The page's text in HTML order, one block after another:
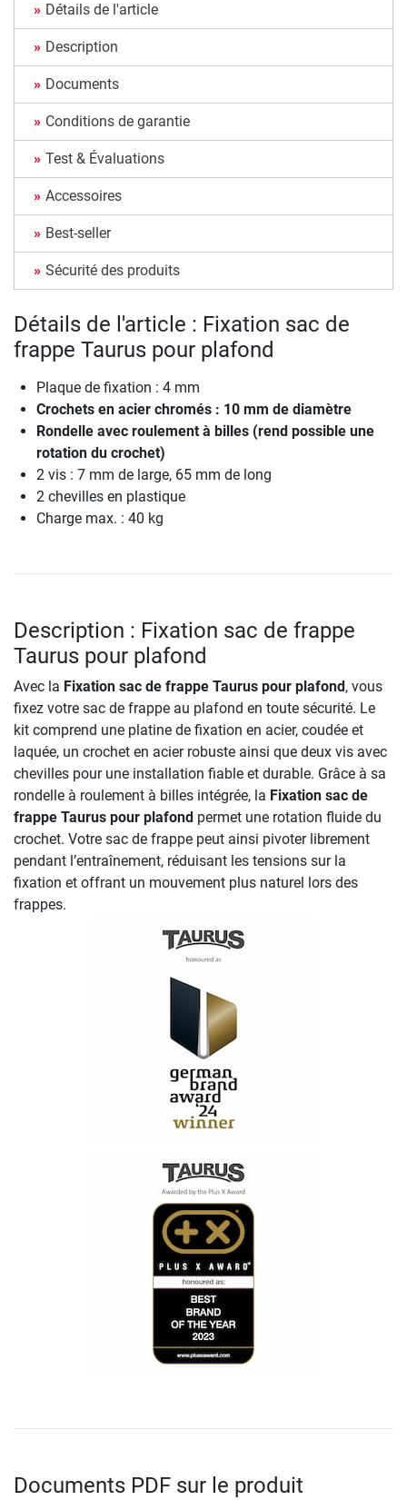
Détails de l'article
Description
Documents
Conditions de garantie
Test & Évaluations
Accessoires
Best-seller
Sécurité des produits
Détails de l'article : Fixation sac de
frappe Taurus pour plafond
Plaque de fixation : 4 mm
Crochets en acier chromés : 10 mm de diamètre
Rondelle avec roulement à billes (rend possible une
rotation du crochet)
2 vis : 7 mm de large, 65 mm de long
2 chevilles en plastique
Charge max. : 40 kg
Description : Fixation sac de frappe
Taurus pour plafond
Avec la Fixation sac de frappe Taurus pour plafond , vous
fixez votre sac de frappe au plafond en toute sécurité. Le
kit comprend une platine de fixation en acier, coudée et
laquée, un crochet en acier robuste ainsi que deux vis avec
chevilles pour une installation fiable et durable. Grâce à sa
rondelle à roulement à billes intégrée, la Fixation sac de
frappe Taurus pour plafond permet une rotation fluide du
crochet. Votre sac de frappe peut ainsi pivoter librement
pendant l’entraînement, réduisant les tensions sur la
fixation et offrant un mouvement plus naturel lors des
frappes.
Documents PDF sur le produit